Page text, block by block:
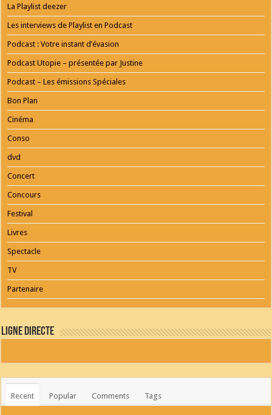
AGENTUR
MAINZ
Playlist
La Playlist deezer
Les interviews de Playlist en Podcast
Podcast : Votre instant d’évasion
Podcast Utopie – présentée par Justine
Podcast – Les émissions Spéciales
Bon Plan
Cinéma
Conso
dvd
Concert
Concours
Festival
Livres
Spectacle
TV
Partenaire
Ligne Directe
Recent Popular Comments Tags